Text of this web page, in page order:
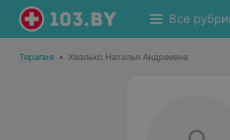
Все
Терапия • Хвалько Наталья Андреевна